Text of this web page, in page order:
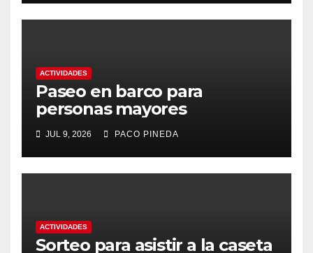
ACTIVIDADES
Paseo en barco para
personas mayores
JUL 9, 2026 PACO PINEDA
ACTIVIDADES
Sorteo para asistir a la caseta